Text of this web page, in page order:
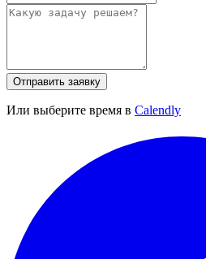
Отправить заявку
Или выберите время в Calendly